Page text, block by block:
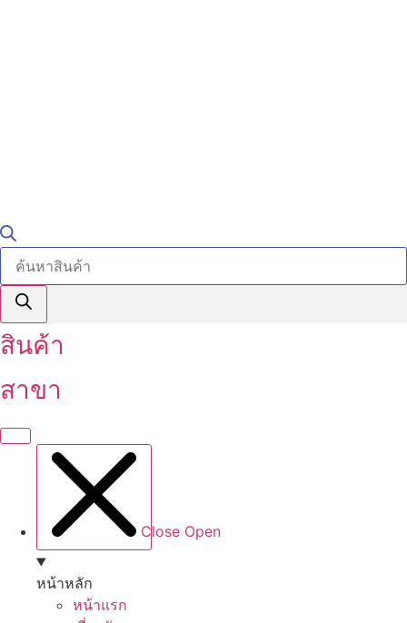
Products
search
สินค้า
สาขา
Close Open
หน้าหลัก
หน้าแรก